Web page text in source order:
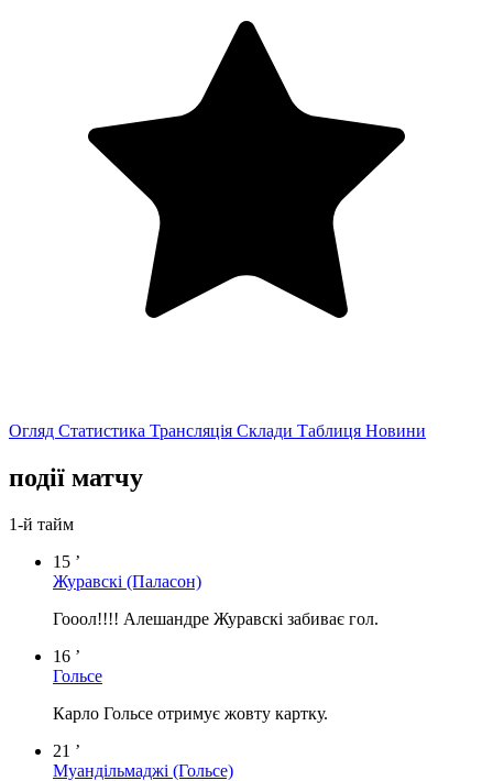
Огляд Статистика Трансляція Склади Таблиця Новини
події матчу
1-й тайм
15 ’
Журавскі (Паласон)
Гооол!!!! Алешандре Журавскі забиває гол.
16 ’
Гольсе
Карло Гольсе отримує жовту картку.
21 ’
Муандільмаджі (Гольсе)